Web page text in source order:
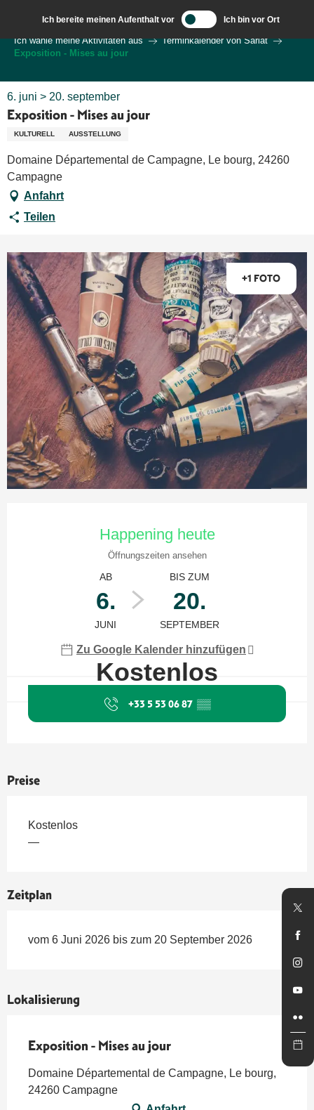
contenu
principal
Ich bereite meinen Aufenthalt vor Ich bin vor Ort
Ich wähle meine Aktivitäten aus
Terminkalender von Sarlat
Exposition - Mises au jour
6. juni > 20. september
Exposition - Mises au jour
KULTURELL AUSSTELLUNG
Domaine Départemental de Campagne, Le bourg, 24260
Campagne
Anfahrt
Teilen
+1 FOTO
Happening heute
Öffnungszeiten ansehen
AB
6.
JUNI
BIS ZUM
20.
SEPTEMBER
Zu Google Kalender hinzufügen
Kostenlos
+33 5 53 06 87 ▒▒
Preise
Kostenlos
—
Zeitplan
vom 6 Juni 2026 bis zum 20 September 2026
Lokalisierung
Exposition - Mises au jour
Domaine Départemental de Campagne, Le bourg,
24260 Campagne